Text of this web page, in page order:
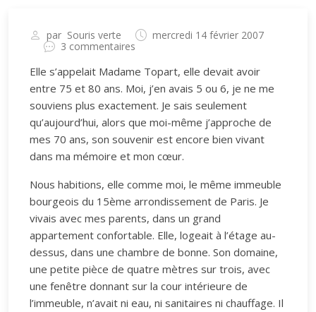
par Souris verte
mercredi 14 février 2007
3 commentaires
Elle s’appelait Madame Topart, elle devait avoir
entre 75 et 80 ans. Moi, j’en avais 5 ou 6, je ne me
souviens plus exactement. Je sais seulement
qu’aujourd’hui, alors que moi-même j’approche de
mes 70 ans, son souvenir est encore bien vivant
dans ma mémoire et mon cœur.
Nous habitions, elle comme moi, le même immeuble
bourgeois du 15ème arrondissement de Paris. Je
vivais avec mes parents, dans un grand
appartement confortable. Elle, logeait à l’étage au-
dessus, dans une chambre de bonne. Son domaine,
une petite pièce de quatre mètres sur trois, avec
une fenêtre donnant sur la cour intérieure de
l’immeuble, n’avait ni eau, ni sanitaires ni chauffage. Il